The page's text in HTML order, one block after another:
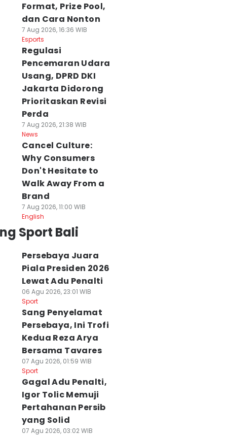
Format, Prize Pool,
dan Cara Nonton
7 Aug 2026, 16:36 WIB
Esports
Regulasi
Pencemaran Udara
Usang, DPRD DKI
Jakarta Didorong
Prioritaskan Revisi
Perda
7 Aug 2026, 21:38 WIB
News
Cancel Culture:
Why Consumers
Don't Hesitate to
Walk Away From a
Brand
7 Aug 2026, 11:00 WIB
English
Sport Bali
Persebaya Juara
Piala Presiden 2026
Lewat Adu Penalti
06 Agu 2026, 23:01 WIB
Sport
Sang Penyelamat
Persebaya, Ini Trofi
Kedua Reza Arya
Bersama Tavares
07 Agu 2026, 01:59 WIB
Sport
Gagal Adu Penalti,
Igor Tolic Memuji
Pertahanan Persib
yang Solid
07 Agu 2026, 03:02 WIB